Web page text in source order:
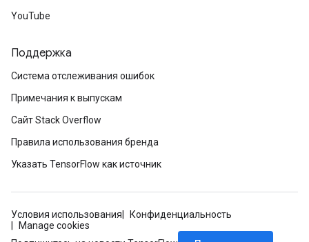
YouTube
Поддержка
Система отслеживания ошибок
Примечания к выпускам
Сайт Stack Overflow
Правила использования бренда
Указать TensorFlow как источник
Условия использования
Конфиденциальность
Manage cookies